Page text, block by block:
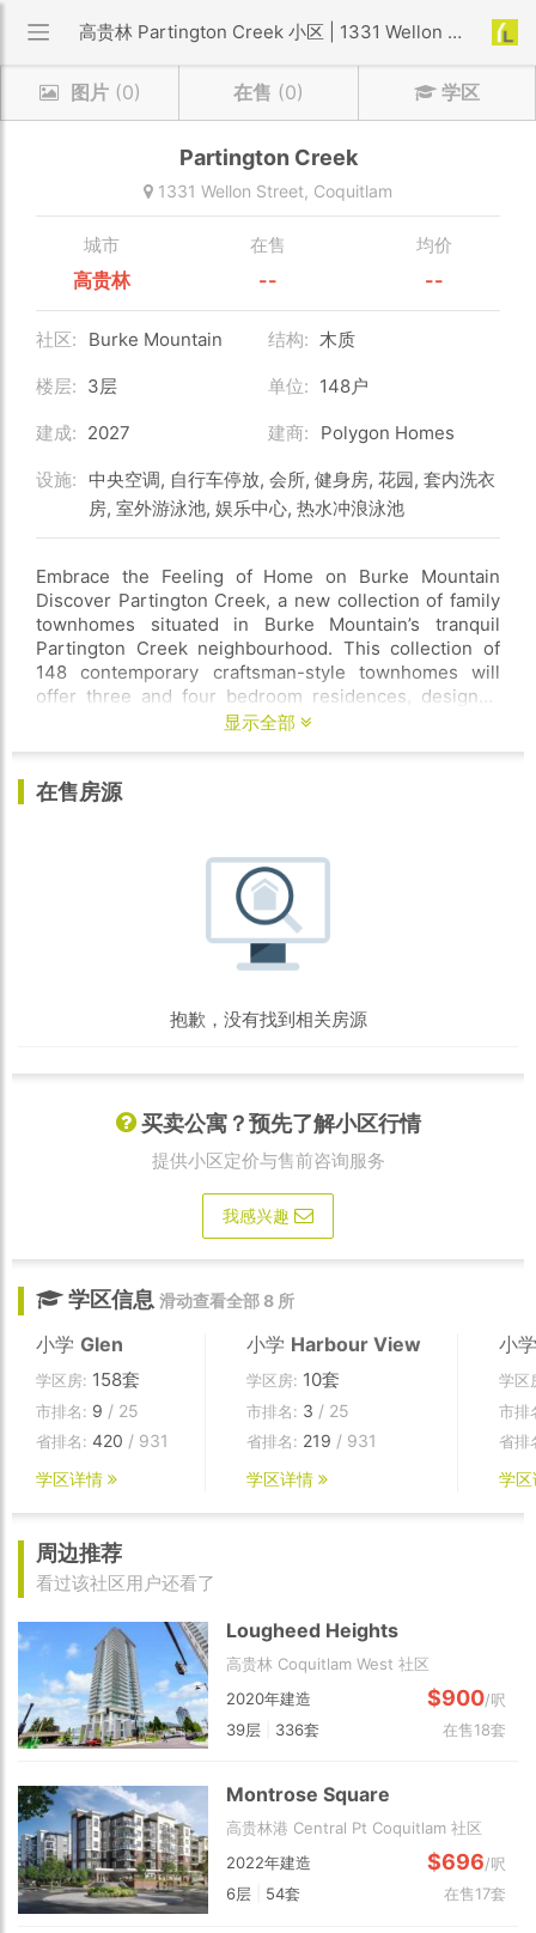
高贵林 Partington Creek 小区 | 1331 Wellon Street
图片(0) 在售 (0) 学区
Partington Creek
1331 Wellon Street, Coquitlam
城市
高贵林
在售
--
均价
--
社区: Burke Mountain 结构: 木质
楼层: 3层 单位: 148户
建成: 2027 建商: Polygon Homes
设施: 中央空调, 自行车停放, 会所, 健身房, 花园, 套内洗衣
房, 室外游泳池, 娱乐中心, 热水冲浪泳池
Embrace the Feeling of Home on Burke Mountain
Discover Partington Creek, a new collection of family
townhomes situated in Burke Mountain’s tranquil
Partington Creek neighbourhood. This collection of
148 contemporary craftsman-style townhomes will
offer three and four bedroom residences, designed
with today’s modern families in mind. Located on a
towards Mount Baker, Partington Creek puts location,
显示全部
在售房源
抱歉，没有找到相关房源
买卖公寓？预先了解小区行情
提供小区定价与售前咨询服务
我感兴趣
学区信息 滑动查看全部 8 所
小学 Glen
学区房: 158套
市排名: 9 / 25
省排名: 420 / 931
学区详情
小学 Harbour View
学区房: 10套
市排名: 3 / 25
省排名: 219 / 931
学区详情
小
学区
市排
省排
学
周边推荐
看过该社区用户还看了
Lougheed Heights
高贵林 Coquitlam West 社区
2020年建造
$900/呎
39层
336套 在售18套
Montrose Square
高贵林港 Central Pt Coquitlam 社区
2022年建造
$696/呎
6层
54套 在售17套